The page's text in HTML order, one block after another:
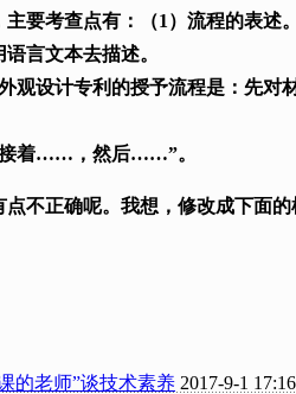
考查点有：（1）流程的表述
言文本去描述。
设计专利的授予流程是：先对
着……，然后……”。
正确呢。我想，修改成下面的
的老师”谈技术素养 2017-9-1